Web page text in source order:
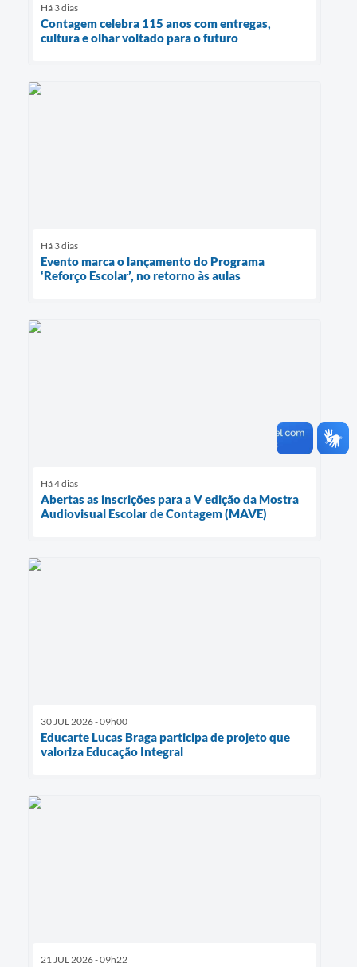
Há 3 dias
Contagem celebra 115 anos com entregas,
cultura e olhar voltado para o futuro
Há 3 dias
Evento marca o lançamento do Programa
‘Reforço Escolar’, no retorno às aulas
Há 4 dias
Abertas as inscrições para a V edição da Mostra
Audiovisual Escolar de Contagem (MAVE)
30 JUL 2026 - 09h00
Educarte Lucas Braga participa de projeto que
valoriza Educação Integral
21 JUL 2026 - 09h22